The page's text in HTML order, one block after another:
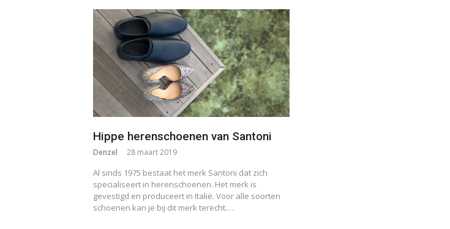
Hippe herenschoenen van Santoni
Denzel 28 maart 2019
Al sinds 1975 bestaat het merk Santoni dat zich
specialiseert in herenschoenen. Het merk is
gevestigd en produceert in Italië. Voor alle soorten
schoenen kan je bij dit merk terecht.…